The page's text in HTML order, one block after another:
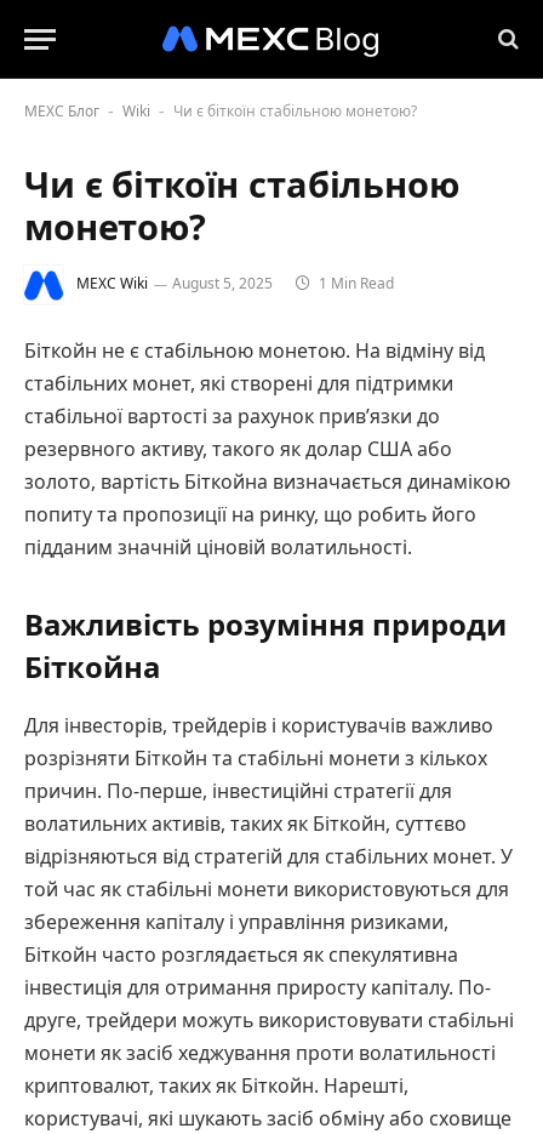
MEXC Блог - Wiki - Чи є біткоїн стабільною монетою?
Чи є біткоїн стабільною
монетою?
MEXC Wiki August 5, 2025 1 Min Read
Біткойн не є стабільною монетою. На відміну від
стабільних монет, які створені для підтримки
стабільної вартості за рахунок прив’язки до
резервного активу, такого як долар США або
золото, вартість Біткойна визначається динамікою
попиту та пропозиції на ринку, що робить його
підданим значній ціновій волатильності.
Важливість розуміння природи
Біткойна
Для інвесторів, трейдерів і користувачів важливо
розрізняти Біткойн та стабільні монети з кількох
причин. По-перше, інвестиційні стратегії для
волатильних активів, таких як Біткойн, суттєво
відрізняються від стратегій для стабільних монет. У
той час як стабільні монети використовуються для
збереження капіталу і управління ризиками,
Біткойн часто розглядається як спекулятивна
інвестиція для отримання приросту капіталу. По-
друге, трейдери можуть використовувати стабільні
монети як засіб хеджування проти волатильності
криптовалют, таких як Біткойн. Нарешті,
користувачі, які шукають засіб обміну або сховище